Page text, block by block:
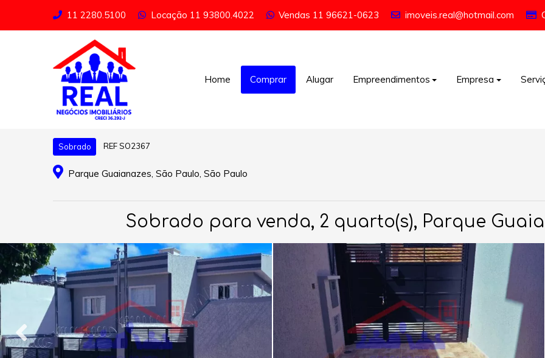
11 2280.5100 Locação 11 93800.4022 Vendas 11 96621-0623 imoveis.real@hotmail.com
Home Comprar Alugar Empreendimentos Empresa
Sobrado REF SO2367
Parque Guaianazes, São Paulo, São Paulo
Sobrado para venda, 2 quarto(s), Parque